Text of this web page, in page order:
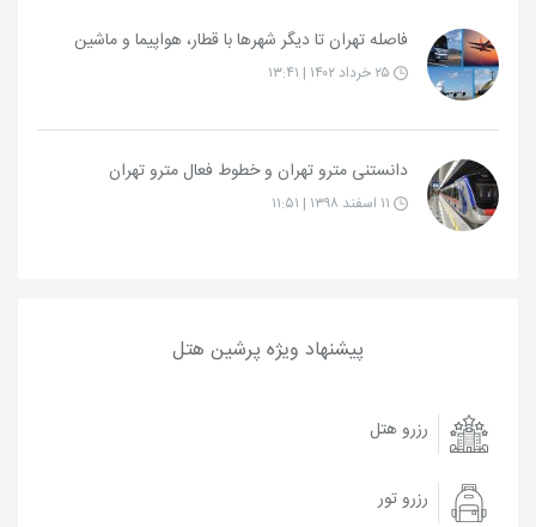
فاصله تهران تا دیگر شهرها با قطار، هواپیما و ماشین
دانستنی مترو تهران و خطوط فعال مترو تهران
پیشنهاد ویژه پرشین هتل
رزرو هتل
رزرو تور